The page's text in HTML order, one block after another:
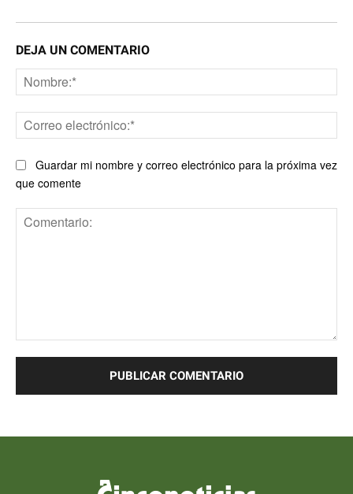
DEJA UN COMENTARIO
Guardar mi nombre y correo electrónico para la próxima vez
que comente